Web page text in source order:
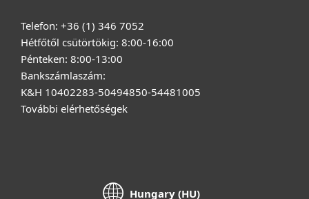
Telefon: +36 (1) 346 7052
Hétfőtől csütörtökig: 8:00-16:00
Pénteken: 8:00-13:00
Bankszámlaszám:
K&H 10402283-50494850-54481005
További elérhetőségek
Hungary (HU)